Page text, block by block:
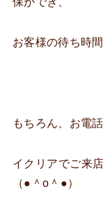
お客様の待ち時
もちろん、お電
イクリアでご来
（●＾o＾●）